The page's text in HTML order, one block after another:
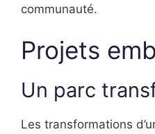
communauté.
Projets
Un parc
Les transformations